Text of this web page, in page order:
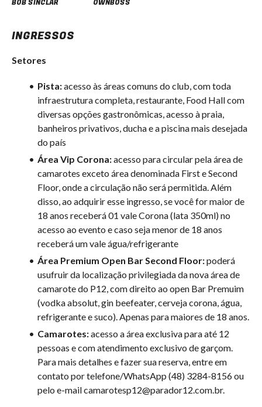
BOB SINCLAR ÖWNBOSS
INGRESSOS
Setores
Pista:acesso às áreas comuns do club, com toda
infraestrutura completa, restaurante, Food Hall com
diversas opções gastronômicas, acesso à praia,
banheiros privativos, ducha e a piscina mais desejada
do país
Área Vip Corona:acesso para circular pela área de
camarotes exceto área denominada First e Second
Floor, onde a circulação não será permitida. Além
disso, ao adquirir esse ingresso, se você for maior de
18 anos receberá 01 vale Corona (lata 350ml) no
acesso ao evento e caso seja menor de 18 anos
receberá um vale água/refrigerante
Área Premium Open Bar Second Floor:poderá
usufruir da localização privilegiada da nova área de
camarote do P12, com direito ao open Bar Premuim
(vodka absolut, gin beefeater, cerveja corona, água,
refrigerante e suco). Apenas para maiores de 18 anos.
Camarotes:acesso a área exclusiva para até 12
pessoas e com atendimento exclusivo de garçom.
Para mais detalhes e fazer sua reserva, entre em
contato por telefone/WhatsApp (48) 3284-8156 ou
pelo e-mail camarotesp12@parador12.com.br.